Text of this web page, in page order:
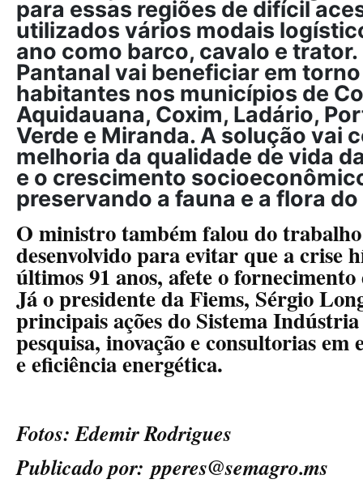
para essas regiões de difícil
utilizados vários modais
ano como barco, cavalo e trator.
Pantanal vai beneficiar em
habitantes nos municípios de
Aquidauana, Coxim, Ladário,
Verde e Miranda. A solução vai
melhoria da qualidade de vida
e o crescimento
preservando a fauna e a flora
O ministro também falou do trabalho
desenvolvido para evitar que a crise
últimos 91 anos, afete o
Já o presidente da Fiems, Sérgio
principais ações do Sistema
pesquisa, inovação e consultorias em
e eficiência energética.
Fotos: Edemir Rodrigues
Publicado por:pperes@semagro.ms